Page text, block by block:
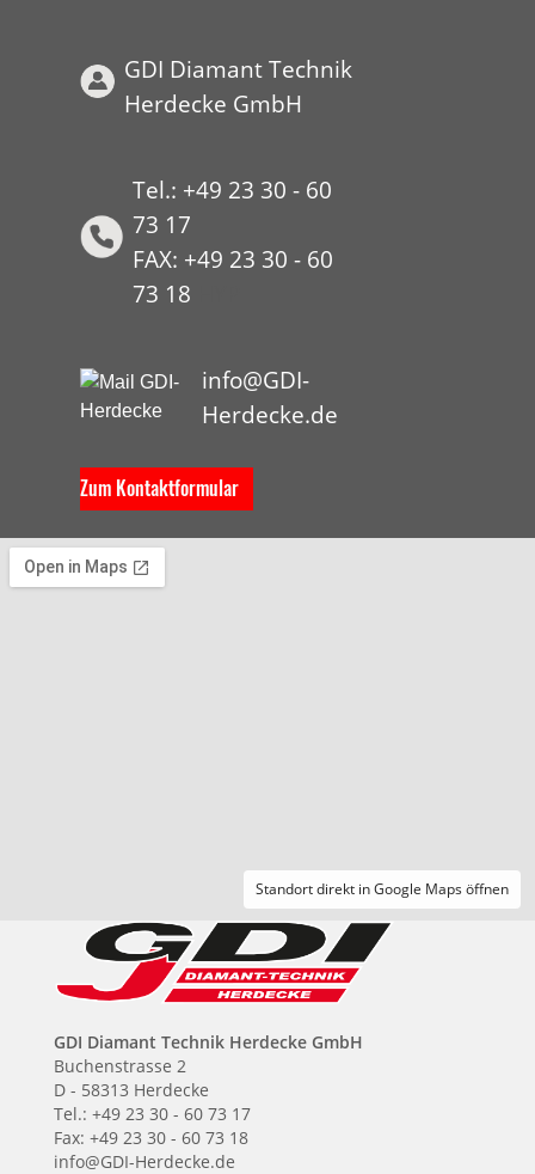
GDI Diamant Technik
Herdecke GmbH
Tel.: +49 23 30 - 60
73 17
FAX: +49 23 30 - 60
73 18
info@GDI-
Herdecke.de
Zum Kontaktformular
Standort direkt in Google Maps öffnen
GDI Diamant Technik Herdecke GmbH
Buchenstrasse 2
D - 58313 Herdecke
Tel.: +49 23 30 - 60 73 17
Fax: +49 23 30 - 60 73 18
info@GDI-Herdecke.de